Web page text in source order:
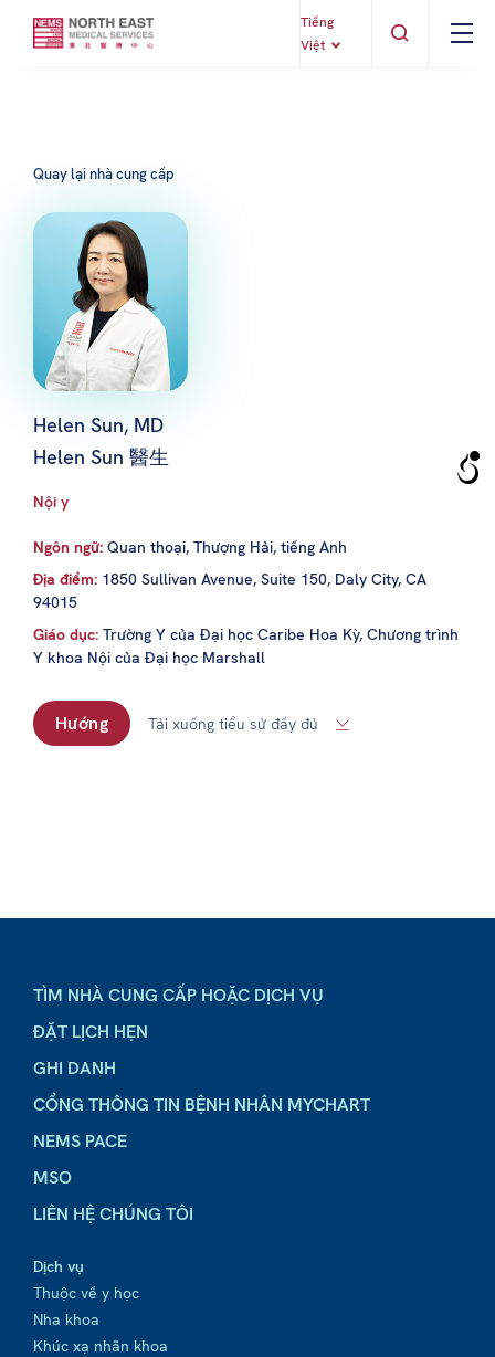
Tiếng
Việt
Quay lại nhà cung cấp
Helen Sun, MD
Helen Sun 醫生
Nội y
Ngôn ngữ: Quan thoại, Thượng Hải, tiếng Anh
Địa điểm: 1850 Sullivan Avenue, Suite 150, Daly City, CA
94015
Giáo dục: Trường Y của Đại học Caribe Hoa Kỳ, Chương trình
Y khoa Nội của Đại học Marshall
Hướng Tải xuống tiểu sử đầy đủ
TÌM NHÀ CUNG CẤP HOẶC DỊCH VỤ
ĐẶT LỊCH HẸN
GHI DANH
CỔNG THÔNG TIN BỆNH NHÂN MYCHART
NEMS PACE
MSO
LIÊN HỆ CHÚNG TÔI
Dịch vụ
Thuộc về y học
Nha khoa
Khúc xạ nhãn khoa